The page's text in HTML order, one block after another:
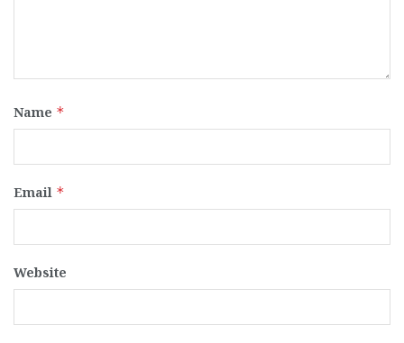
Name *
Email *
Website